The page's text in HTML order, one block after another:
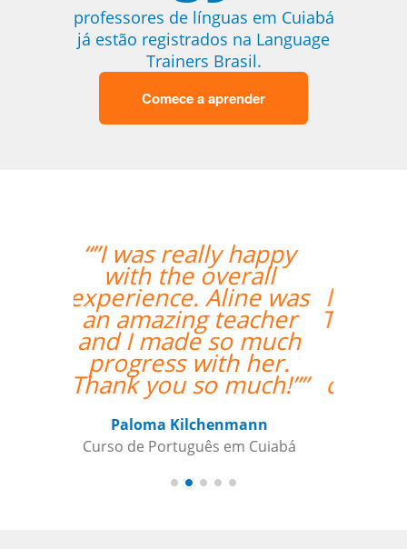
professores de línguas em Cuiabá
já estão registrados na Language
Trainers Brasil.
Comece a aprender
“”I took 40 hours of
Brazilian Portuguese
lessons with Language
Trainers in Manaus. My
teacher was a delight
and gave me lots of
constructive feedback.
Recommended. ””
Thomas Parker